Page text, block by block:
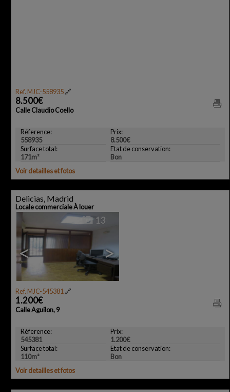
Ref. MJC-558935🔗
8.500€
Calle Claudio Coello
Réference:
558935
Prix:
8.500€
Surface total:
171m²
Etat de conservation:
Bon
Voir detailles et fotos
Delicias, Madrid
Locale commerciale À louer
< >
13
Ref. MJC-545381 🔗
1.200€
Calle Aguilon, 9
Réference:
545381
Prix:
1.200€
Surface total:
110m²
Etat de conservation:
Bon
Voir detailles et fotos